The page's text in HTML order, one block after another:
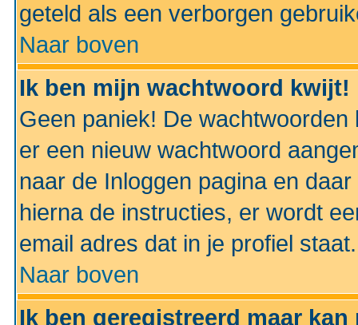
geteld als een verborgen
Naar boven
Ik ben mijn wachtwoord kwijt!
Geen paniek! De
er een nieuw wachtwoord
naar de Inloggen pagina en
hierna de instructies, er wordt
email adres dat in je profiel staat.
Naar boven
Ik ben geregistreerd maar